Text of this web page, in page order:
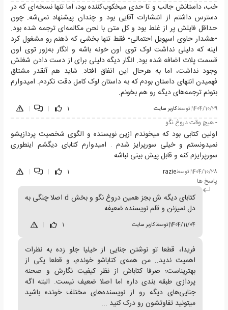
خب، داستانش جالب و تا حدی میخکوب‌کننده بود، اما تنها نسخه‌ای که در
دسترس داشتم از انتشارات آقایی بود و چندان پیشنهاد نمی‌شه. چون
حداقل فایلش پر از غلط بود و کل متن با لحن مکالمه‌ای ترجمه شده بود.
•هشدار حاوی اسپویل احتمالی• فقط تنها بخشی که ذهنم رو مشغول کرد
اینه که دلیلی نداشت لوک توی اون خونه باشه و انگار به‌زور توی اون
قسمت پلات اضافه شده بود. انگار دیگه دلیلی برای از دست دادن شغلش
وجود نداشت، اما به هرحال این اتفاق افتاد. شاید هم آنقدر مشتاق
فهمیدن انتهای داستان بودم که به داستان لوک کامل دقت نکردم. امیدوارم
بتونم ترجمه‌های دیگه رو هم بخونم.
1404/10/29
|توسطکاربر سایت 1
|
|
- هیچ وقت دروغ نگو
اولین کتابی بود که میخوندم ازین نویسنده و الگوی شخصیت پردازیشو
نمیدونستم و خیلی سورپرایز شدم . امیدوارم کتابای دیگشم اینطوری
سورپرایزم کنه و قابل پیش بینی نباشه
1404/10/28
|توسطrazie
1
|
|
پاسخ ها
کتابای دیگه ش بجز همین دروغ نگو و بخش d اصلا چنگی به
دل نمیزنن و قلم نویسنده ضعیفه
1404/11/04
|توسطکاربر سایت 1
فریدا، قطعا تو نوشتن جنایی از خیلیا جلو زده به نظرات
اهمیت ندید.. من همه‌ی کتاباشو خوندم، و قطعا یکی از
بهتریناست؛ صرفا کتاباش از نظر کیفیت نگارش و صحنه
پردازی طبقه بندی داره اما اصلا ضعیف نیست. البته اگه
جنایی‌های دیگه رو از نویسنده‌های مختلف خونده باشید
میتونید تفاوتشون رو درک کنید ...